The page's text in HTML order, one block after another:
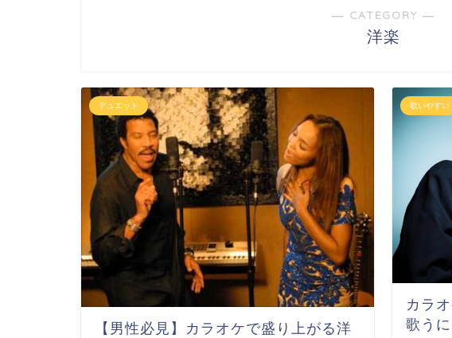
― CATEGORY ―
洋楽
デュエット
【男性必見】カラオケで盛り上がる洋
歌いやすい
カラ
歌う